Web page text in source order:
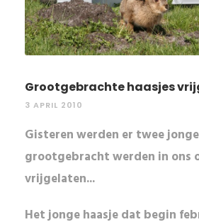
Grootgebrachte haasjes
3 APRIL 2010
Gisteren werden er twee
grootgebracht werden in ons
vrijgelaten...
Hetjonge haasjedat begin